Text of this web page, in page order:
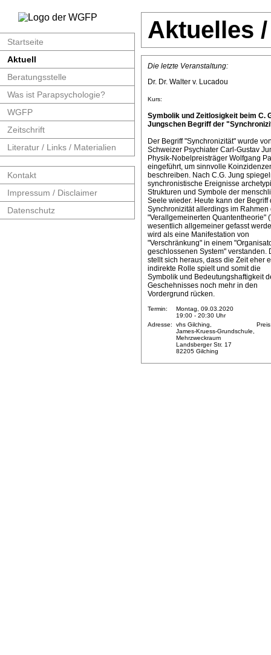
Startseite
Aktuell
Beratungsstelle
Was ist Parapsychologie?
WGFP
Zeitschrift
Literatur / Links / Materialien
Kontakt
Impressum / Disclaimer
Datenschutz
Aktuelles
Die letzte Veranstaltung:
Dr. Dr. Walter v. Lucadou
Kurs:
Symbolik und Zeitlosigkeit beim C.
Jungschen Begriff der
Der Begriff "Synchronizität" wurde
Schweizer Psychiater Carl-Gustav
Physik-Nobelpreisträger Wolfgang
eingeführt, um sinnvolle
beschreiben. Nach C.G. Jung
synchronistische Ereignisse
Strukturen und Symbole der
Seele wieder. Heute kann der Begriff
Synchronizität allerdings im Rahmen
"Verallgemeinerten Quantentheorie"
wesentlich allgemeiner gefasst
wird als eine Manifestation von
"Verschränkung" in einem
geschlossenen System" verstanden.
stellt sich heraus, dass die Zeit eher
indirekte Rolle spielt und somit die
Symbolik und Bedeutungshaftigkeit
Geschehnisses noch mehr in den
Vordergrund rücken.
Termin:
Montag, 09.03.2020
19:00 - 20:30 Uhr
Adresse:
vhs Gilching,
James-Kruess-Grundschule,
Mehrzweckraum
Landsberger Str. 17
82205 Gilching